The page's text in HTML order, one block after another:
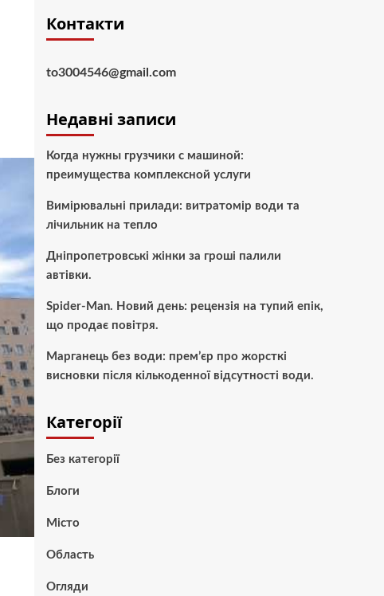
Контакти
to3004546@gmail.com
Недавні записи
Когда нужны грузчики с машиной:
преимущества комплексной услуги
Вимірювальні прилади: витратомір води та
лічильник на тепло
Дніпропетровські жінки за гроші палили
автівки.
Spider-Man. Новий день: рецензія на тупий епік,
що продає повітря.
Марганець без води: прем’єр про жорсткі
висновки після кількоденної відсутності води.
Категорії
Без категорії
Блоги
Місто
Область
Огляди